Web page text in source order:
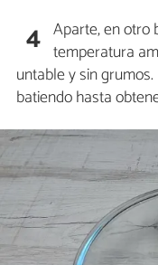
4 Aparte, en
temperatura
untable y sin
batiendo hasta